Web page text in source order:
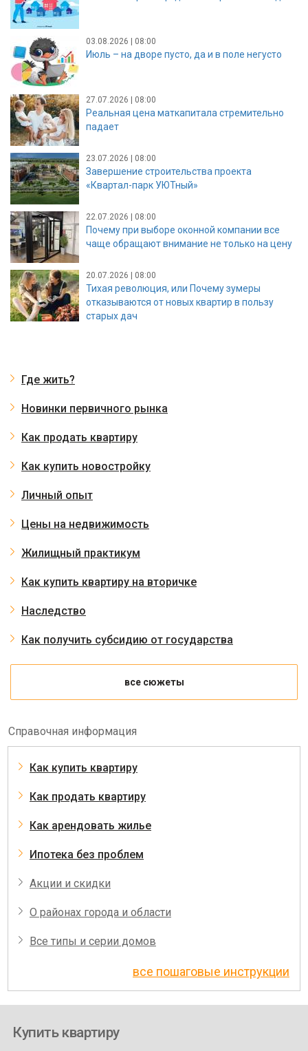
03.08.2026 | 08:00
Июль – на дворе пусто, да и в поле негусто
27.07.2026 | 08:00
Реальная цена маткапитала стремительно
падает
23.07.2026 | 08:00
Завершение строительства проекта
«Квартал-парк УЮТный»
22.07.2026 | 08:00
Почему при выборе оконной компании все
чаще обращают внимание не только на цену
20.07.2026 | 08:00
Тихая революция, или Почему зумеры
отказываются от новых квартир в пользу
старых дач
Где жить?
Новинки первичного рынка
Как продать квартиру
Как купить новостройку
Личный опыт
Цены на недвижимость
Жилищный практикум
Как купить квартиру на вторичке
Наследство
Как получить субсидию от государства
все сюжеты
Справочная информация
Как купить квартиру
Как продать квартиру
Как арендовать жилье
Ипотека без проблем
Акции и скидки
О районах города и области
Все типы и серии домов
все пошаговые инструкции
Купить квартиру